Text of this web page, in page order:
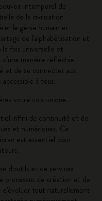
intemporel de
de la civilisation
le génie humain et
de l'alphabétisation et
la fois universelle et
manière réfléchie
et de se connecter aux
à tous.
votre voix unique.
infini de continuité et de
et numériques. Ce
est essentiel pour
d'outils et de services
processus de création et de
tout naturellement